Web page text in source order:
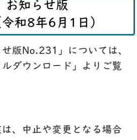
お知らせ版
和8年6月1日）
せ版No.231」については、
ダウンロード」よりご覧
、中止や変更となる場合